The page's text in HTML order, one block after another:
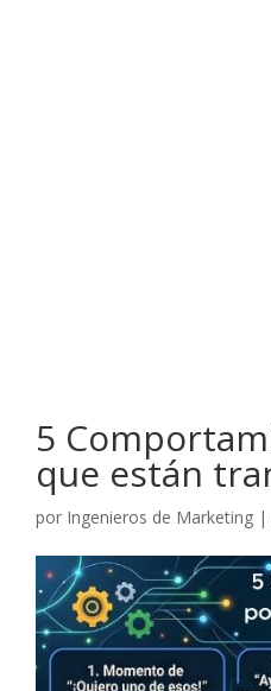
5
que están
por Ingenieros de Marketing